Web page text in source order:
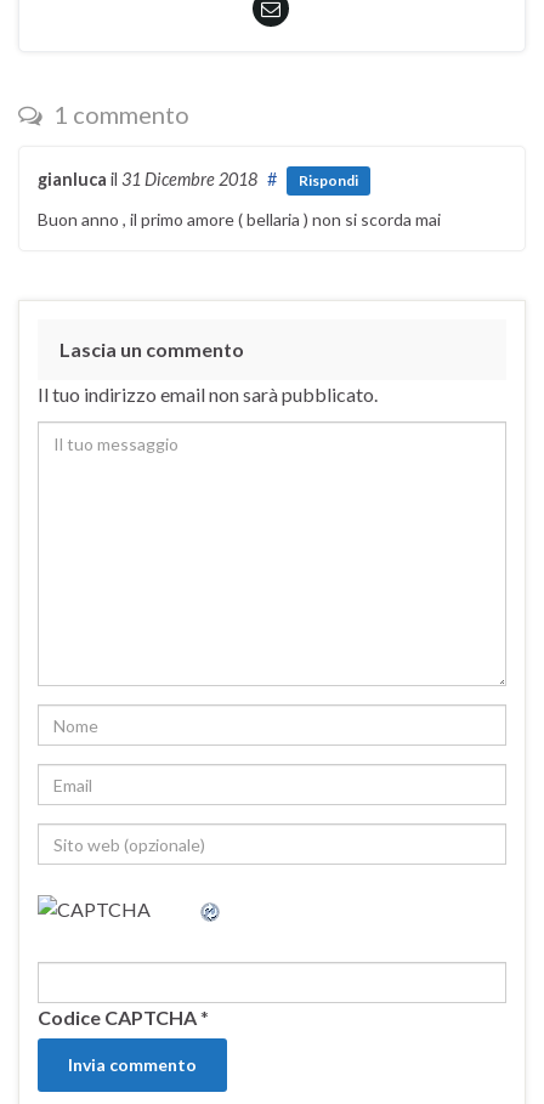
1 commento
gianluca il 31 Dicembre 2018 # Rispondi
Buon anno , il primo amore ( bellaria ) non si scorda mai
Lascia un commento
Il tuo indirizzo email non sarà pubblicato.
Codice CAPTCHA*